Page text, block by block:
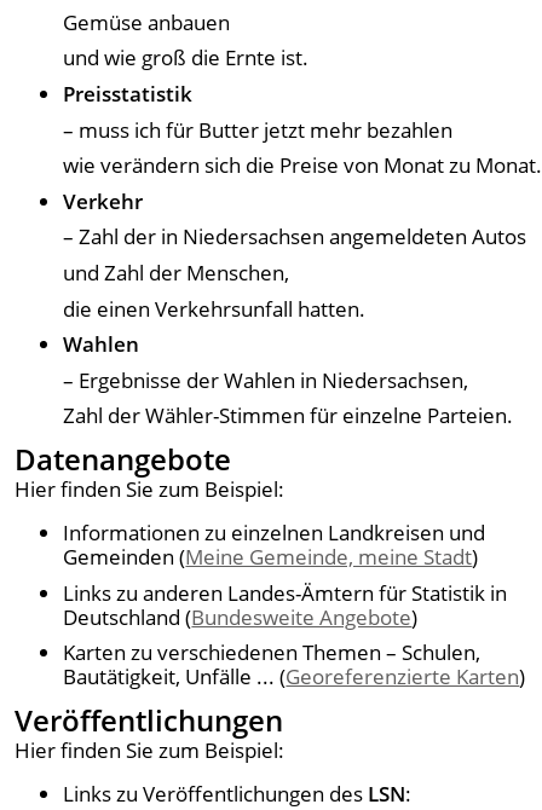
Gemüse anbauen
und wie groß die Ernte ist.
Preisstatistik
– muss ich für Butter jetzt mehr bezahlen
wie verändern sich die Preise von Monat zu Monat.
Verkehr
– Zahl der in Niedersachsen angemeldeten Autos
und Zahl der Menschen,
die einen Verkehrsunfall hatten.
Wahlen
– Ergebnisse der Wahlen in Niedersachsen,
Zahl der Wähler-Stimmen für einzelne Parteien.
Datenangebote
Hier finden Sie zum Beispiel:
Informationen zu einzelnen Landkreisen und
Gemeinden (Meine Gemeinde, meine Stadt)
Links zu anderen Landes-Ämtern für Statistik in
Deutschland (Bundesweite Angebote)
Karten zu verschiedenen Themen – Schulen,
Bautätigkeit, Unfälle ... (Georeferenzierte Karten)
Veröffentlichungen
Hier finden Sie zum Beispiel:
Links zu Veröffentlichungen des LSN: